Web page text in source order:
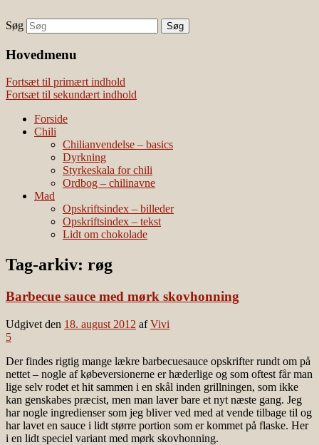
Наши партнеры
лучшие займы
Vivis chili
chili – dyrkning og mad
Søg
Hovedmenu
Fortsæt til primært indhold
Fortsæt til sekundært indhold
Forside
Chili
Chilianvendelse – basics
Dyrkning
Styrkeskala for chili
Ordbog – chilinavne
Mad
Opskriftsindex – billeder
Opskriftsindex – tekst
Lidt om chokolade
Tag-arkiv: røg
Barbecue sauce med mørk skovhonning
Udgivet den 18. august 2012 afVivi
5
Der findes rigtig mange lækre barbecuesauce opskrifter rundt om på
nettet – nogle af købeversionerne er hæderlige og som oftest får man
lige selv rodet et hit sammen i en skål inden grillningen, som ikke
kan genskabes præcist, men man laver bare et nyt næste gang. Jeg
har nogle ingredienser som jeg bliver ved med at vende tilbage til og
har lavet en sauce i lidt større portion som er kommet på flaske. Her
i en lidt speciel variant med mørk skovhonning.